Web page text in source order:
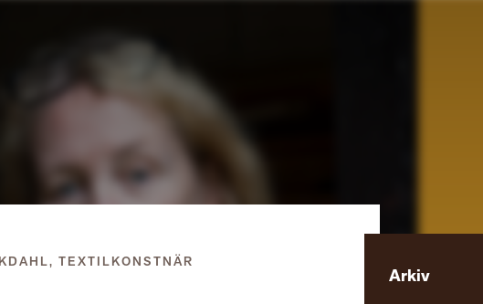
till
TEXTILKONSTNÄR
Arkiv